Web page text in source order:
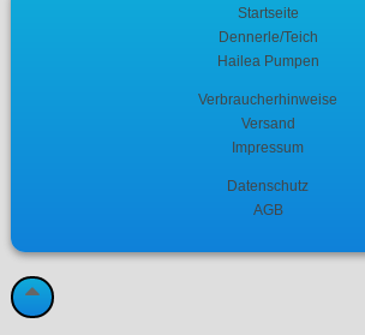
Startseite
Dennerle/Teich
Hailea Pumpen
Verbraucherhinweise
Versand
Impressum
Datenschutz
AGB